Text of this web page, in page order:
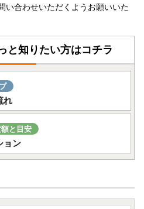
ル、熨斗や日付指定等は受付で
合（住所不明や不在等含む）に
更などございましたら、必ず運
すようお願いいたします。
先変更につきましては、配送会
ようお願いいたします。転送料
送付先住所】
い合わせいただくようお願いいた
と知りたい方はコチラ
れ
と目安
ョン